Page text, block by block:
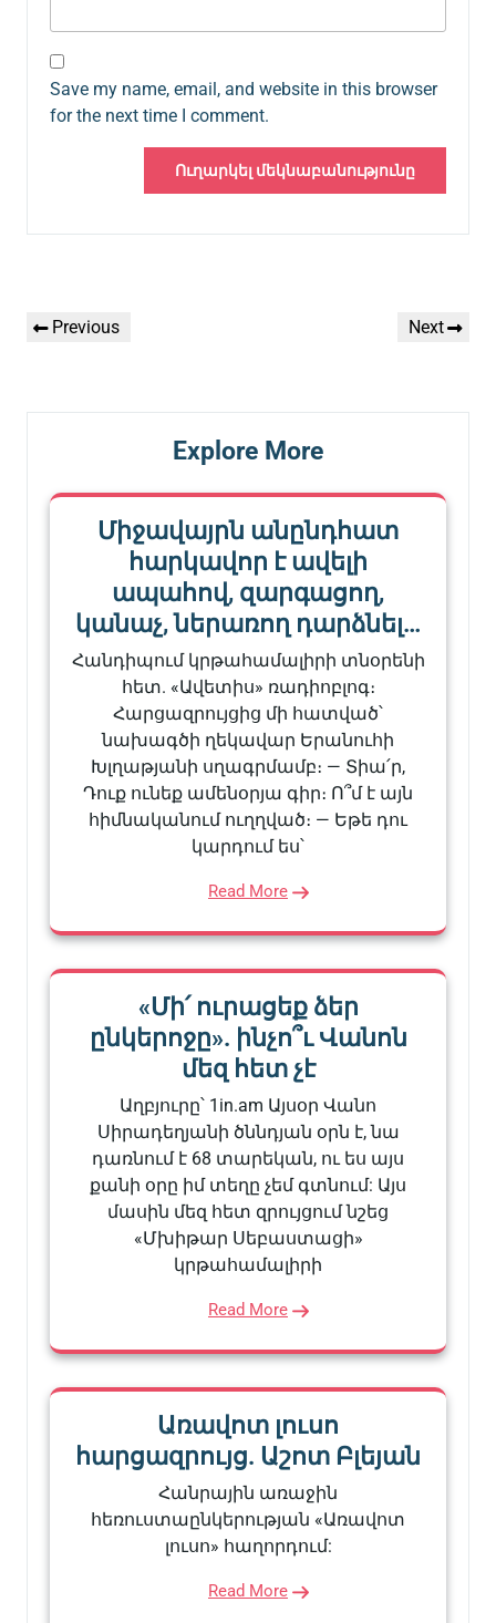
Save my name, email, and website in this browser
for the next time I comment.
նավարկումը
Previous
Previous
Next
Next
Explore More
Միջավայրն անընդհատ
հարկավոր է ավելի
ապահով, զարգացող,
կանաչ, ներառող դարձնել…
Հանդիպում կրթահամալիրի տնօրենի
հետ. «Ավետիս» ռադիոբլոգ։
Հարցազրույցից մի հատված՝
նախագծի ղեկավար Երանուհի
Խլղաթյանի սղագրմամբ։ — Տիա՛ր,
Դուք ունեք ամենօրյա գիր։ Ո՞մ է այն
հիմնականում ուղղված։ — Եթե դու
կարդում ես՝
Read More
«Մի՛ ուրացեք ձեր
ընկերոջը». ինչո՞ւ Վանոն
մեզ հետ չէ
Աղբյուրը՝ 1in.am Այսօր Վանո
Սիրադեղյանի ծննդյան օրն է, նա
դառնում է 68 տարեկան, ու ես այս
քանի օրը իմ տեղը չեմ գտնում: Այս
մասին մեզ հետ զրույցում նշեց
«Մխիթար Սեբաստացի»
կրթահամալիրի
Read More
Առավոտ լուսո
հարցազրույց. Աշոտ Բլեյան
Հանրային առաջին
հեռուստաընկերության «Առավոտ
լուսո» հաղորդում:
Read More